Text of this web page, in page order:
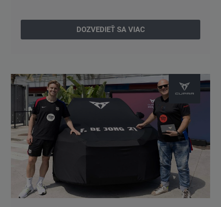
DOZVEDIEŤ SA VIAC